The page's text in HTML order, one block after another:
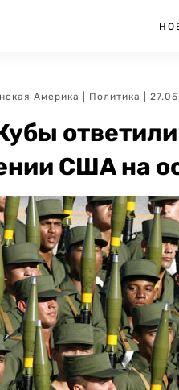
Америка Политика |
США на